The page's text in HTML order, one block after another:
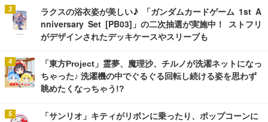
ラクスの浴衣姿が美しい♪ 「ガンダムカードゲーム 1st A
nniversary Set [PB03]」の二次抽選が実施中！ ストフリ
がデザインされたデッキケースやスリーブも
「東方Project」霊夢、魔理沙、チルノが洗濯ネットになっ
ちゃった♪ 洗濯機の中でぐるぐる回転し続ける姿を思わず
眺めたくなっちゃう!?
「サンリオ」キティがリボンに乗ったり、ポップコーンに